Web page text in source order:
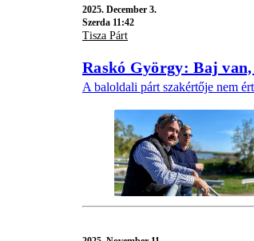
2025. December 3.
Szerda 11:42
Tisza Párt
Raskó György: Baj
A baloldali párt szakértője nem